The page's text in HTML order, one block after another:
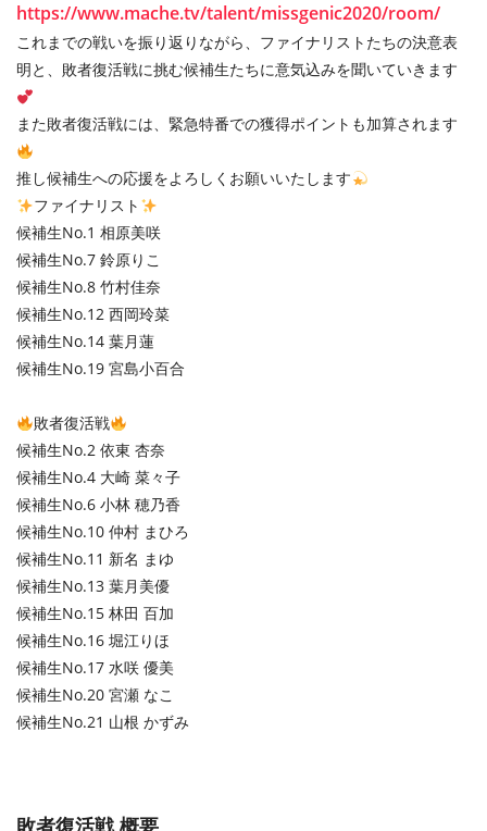
https://www.mache.tv/talent/missgenic2020/room/
これまでの戦いを振り返りながら、ファイナリストたちの決意表
明と、敗者復活戦に挑む候補生たちに意気込みを聞いていきます
また敗者復活戦には、緊急特番での獲得ポイントも加算されます
推し候補生への応援をよろしくお願いいたします
ファイナリスト
候補生No.1 相原美咲
候補生No.7 鈴原りこ
候補生No.8 竹村佳奈
候補生No.12 西岡玲菜
候補生No.14 葉月蓮
候補生No.19 宮島小百合
敗者復活戦
候補生No.2 依東 杏奈
候補生No.4 大崎 菜々子
候補生No.6 小林 穂乃香
候補生No.10 仲村 まひろ
候補生No.11 新名 まゆ
候補生No.13 葉月美優
候補生No.15 林田 百加
候補生No.16 堀江りほ
候補生No.17 水咲 優美
候補生No.20 宮瀬 なこ
候補生No.21 山根 かずみ
敗者復活戦 概要